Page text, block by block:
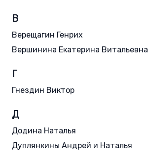
В
Верещагин Генрих
Вершинина Екатерина Витальевна
Г
Гнездин Виктор
Д
Додина Наталья
Дуплянкины Андрей и Наталья